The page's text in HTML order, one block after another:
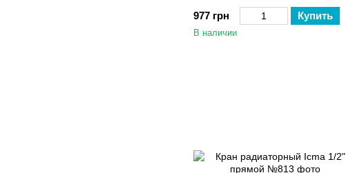
977 грн
Купить
В наличии